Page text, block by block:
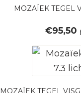
MOZAÏEK TEGEL
€95,50
MOZAÏEK TEGEL